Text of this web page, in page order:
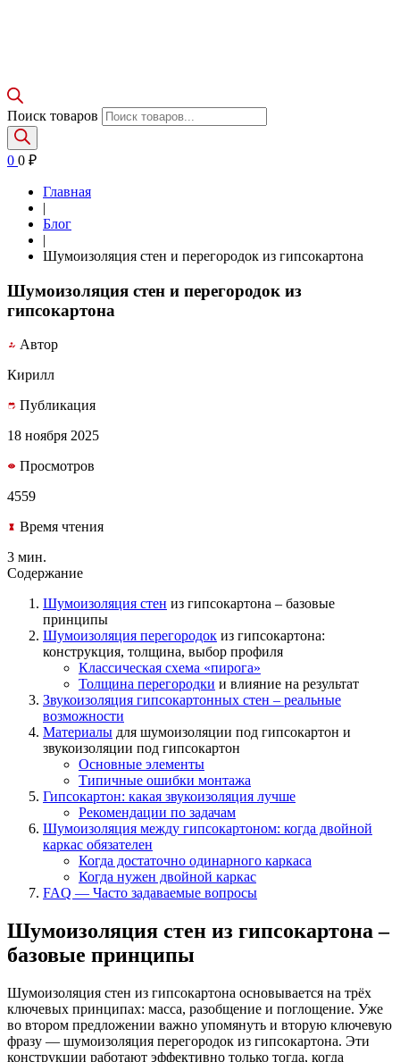
Поиск товаров
0 0 ₽
Главная
|
Блог
|
Шумоизоляция стен и перегородок из гипсокартона
Шумоизоляция стен и перегородок из
гипсокартона
Автор
Кирилл
Публикация
18 ноября 2025
Просмотров
4559
Время чтения
3 мин.
Содержание
Шумоизоляция стен из гипсокартона – базовые
принципы
Шумоизоляция перегородок из гипсокартона:
конструкция, толщина, выбор профиля
Классическая схема «пирога»
Толщина перегородки и влияние на результат
Звукоизоляция гипсокартонных стен – реальные
возможности
Материалы для шумоизоляции под гипсокартон и
звукоизоляции под гипсокартон
Основные элементы
Типичные ошибки монтажа
Гипсокартон: какая звукоизоляция лучше
Рекомендации по задачам
Шумоизоляция между гипсокартоном: когда двойной
каркас обязателен
Когда достаточно одинарного каркаса
Когда нужен двойной каркас
FAQ — Часто задаваемые вопросы
Шумоизоляция стен из гипсокартона –
базовые принципы
Шумоизоляция стен из гипсокартона основывается на трёх
ключевых принципах: масса, разобщение и поглощение. Уже
во втором предложении важно упомянуть и вторую ключевую
фразу — шумоизоляция перегородок из гипсокартона. Эти
конструкции работают эффективно только тогда, когда